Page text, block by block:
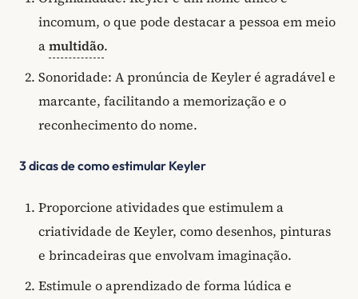
incomum, o que pode destacar a pessoa em meio
amultidão.
Sonoridade: A pronúncia de Keyler é agradável e
marcante, facilitando a memorização e o
reconhecimento do nome.
3 dicas de como estimular Keyler
Proporcione atividades que estimulem a
criatividade de Keyler, como desenhos, pinturas
e brincadeiras que envolvam imaginação.
Estimule o aprendizado de forma lúdica e